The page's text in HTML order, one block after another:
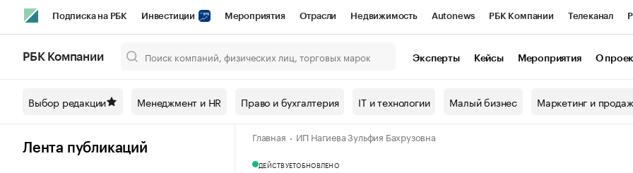
Подписка на РБК Инвестиции Мероприятия Отрасли Недвижимость Autonews РБК Компании Телеканал
Спецпроекты СПб Конференции СПб Спецпроекты Проверка контрагентов
Технологии и медиа Рынок наличной валюты
РБК Компании Эксперты Кейсы Мероприятия О
Выбор редакции Менеджмент и HR Право и бухгалтерия IT и технологии Малый бизнес Маркетинг и
Лента публикаций
Главная ИП Нагиева Зульфия Бахрузовна
ДЕЙСТВУЕТОБНОВЛЕНО